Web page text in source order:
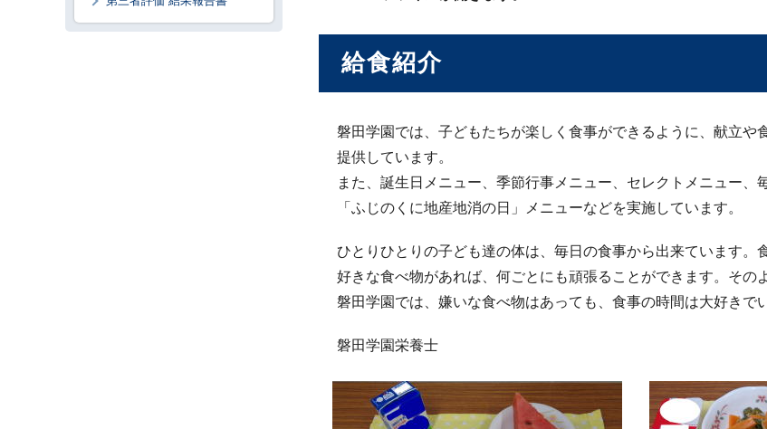
給食紹介
磐田学園では、子どもたちが楽しく食事ができるように、献立
提供しています。
また、誕生日メニュー、季節行事メニュー、セレクトメニュー
「ふじのくに地産地消の日」メニューなどを実施しています。
ひとりひとりの子ども達の体は、毎日の食事から出来ています。
好きな食べ物があれば、何ごとにも頑張ることができます。その
磐田学園では、嫌いな食べ物はあっても、食事の時間は大好きで
磐田学園栄養士